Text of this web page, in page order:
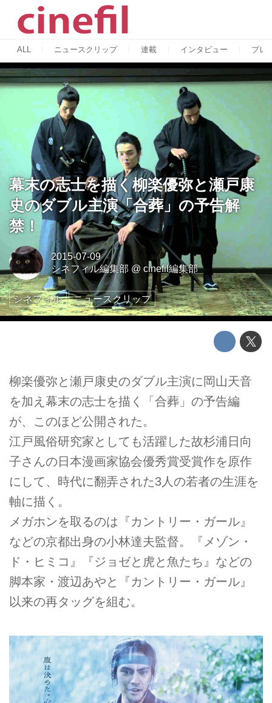
ALL ニュースクリップ 連載 インタビュー プレ
幕末の志士を描く柳楽優弥と瀬戸康
史のダブル主演「合葬」の予告解
禁！
2015-07-09
シネフィル編集部 @ cinefil編集部
シネフィル ニュースクリップ
柳楽優弥と瀬戸康史のダブル主演に岡山天音
を加え幕末の志士を描く「合葬」の予告編
が、このほど公開された。
江戸風俗研究家としても活躍した故杉浦日向
子さんの日本漫画家協会優秀賞受賞作を原作
にして、時代に翻弄された3人の若者の生涯を
軸に描く。
メガホンを取るのは『カントリー・ガール』
などの京都出身の小林達夫監督。『メゾン・
ド・ヒミコ』『ジョゼと虎と魚たち』などの
脚本家・渡辺あやと『カントリー・ガール』
以来の再タッグを組む。